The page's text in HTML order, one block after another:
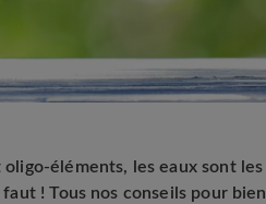
éléments, les eaux sont les
! Tous nos conseils pour bien